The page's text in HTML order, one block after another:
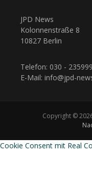
JPD News
Kolonnenstraße 8
10827 Berlin
Telefon: 030 -
E-Mail: info@jpd-
Copyright ©
Cookie Consent mit Real